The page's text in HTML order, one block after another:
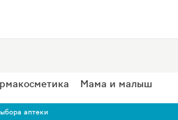
Мама и малыш
аптеки